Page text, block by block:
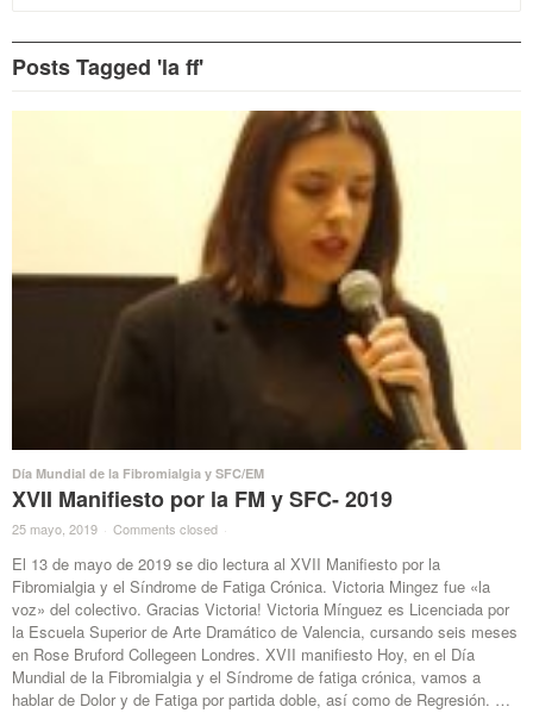
Posts Tagged 'la ff'
Día Mundial de la Fibromialgia y SFC/EM
XVII Manifiesto por la FM y SFC- 2019
25 mayo, 2019 · Comments closed ·
El 13 de mayo de 2019 se dio lectura al XVII Manifiesto por la
Fibromialgia y el Síndrome de Fatiga Crónica. Victoria Mingez fue «la
voz» del colectivo. Gracias Victoria! Victoria Mínguez es Licenciada por
la Escuela Superior de Arte Dramático de Valencia, cursando seis meses
en Rose Bruford Collegeen Londres. XVII manifiesto Hoy, en el Día
Mundial de la Fibromialgia y el Síndrome de fatiga crónica, vamos a
hablar de Dolor y de Fatiga por partida doble, así como de Regresión. …